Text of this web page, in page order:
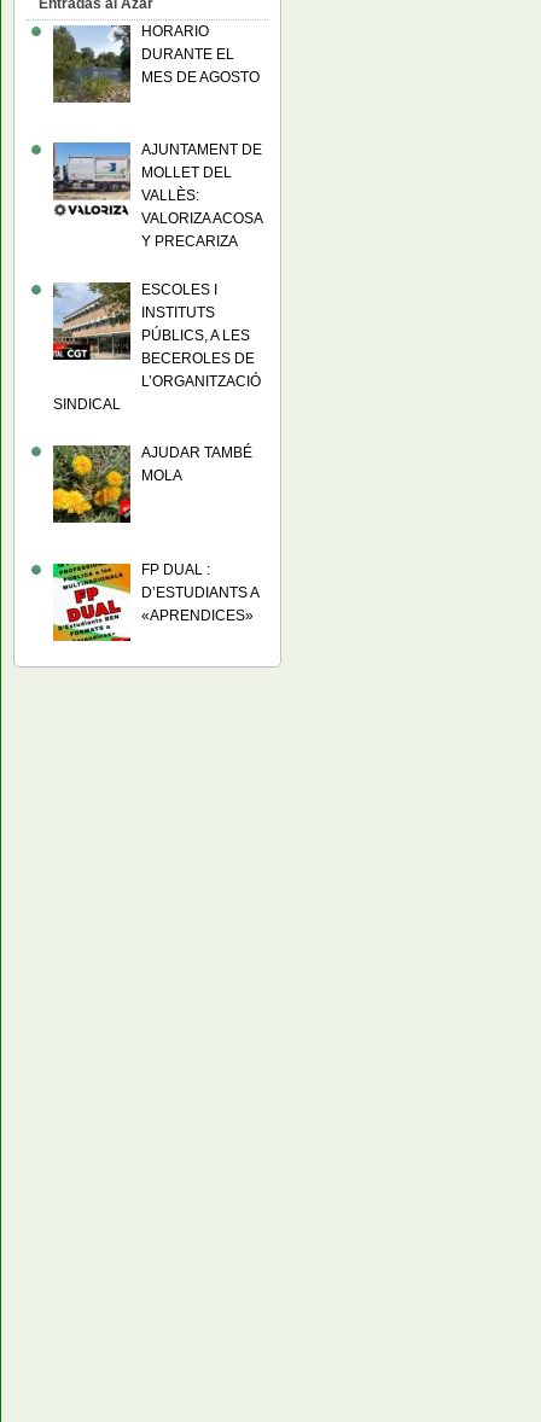
Entradas al Azar
HORARIO
DURANTE EL
MES DE AGOSTO
AJUNTAMENT DE
MOLLET DEL
VALLÈS:
VALORIZA ACOSA
Y PRECARIZA
ESCOLES I
INSTITUTS
PÚBLICS, A LES
BECEROLES DE
L’ORGANITZACIÓ
SINDICAL
AJUDAR TAMBÉ
MOLA
FP DUAL :
D’ESTUDIANTS A
«APRENDICES»